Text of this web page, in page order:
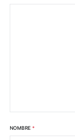
NOMBRE *